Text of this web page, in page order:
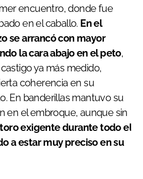
encuentro, donde fue
en el caballo. En el
se arrancó con mayor
la cara abajo en el peto,
ya más medido,
coherencia en su
En banderillas mantuvo su
en el embroque, aunque sin
exigente durante todo el
a estar muy preciso en su